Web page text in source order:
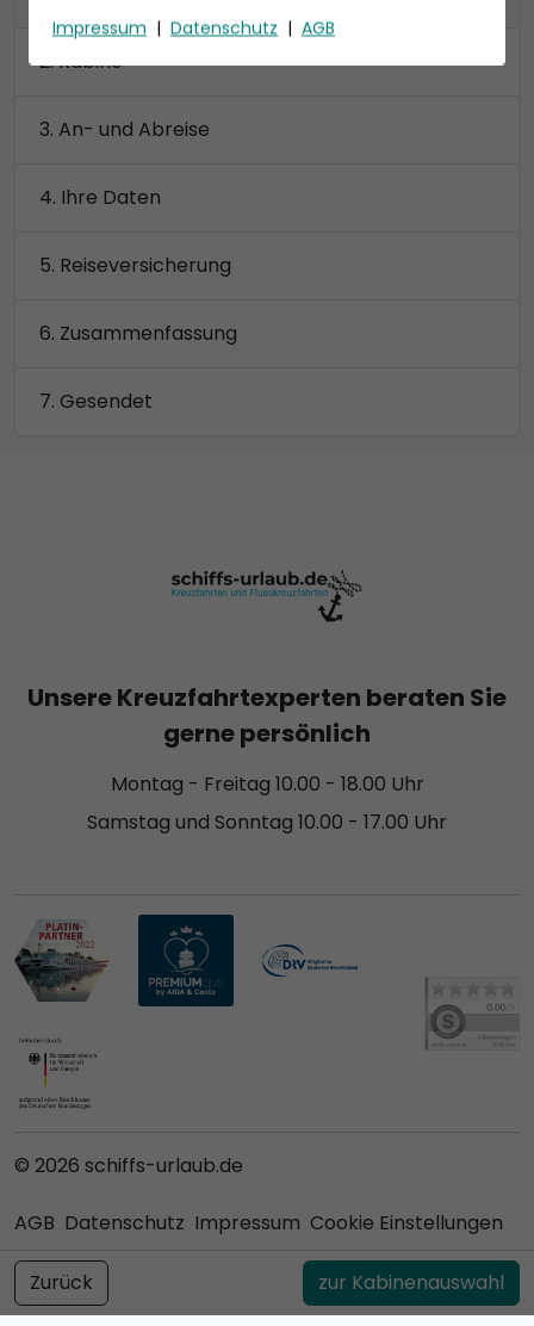
Kabine
An- und Abreise
Ihre Daten
Reiseversicherung
Zusammenfassung
Gesendet
Zurück zur Kabinenauswahl
Impressum | Datenschutz | AGB
Unsere Kreuzfahrtexperten beraten Sie
gerne persönlich
Montag - Freitag 10.00 - 18.00 Uhr
Samstag und Sonntag 10.00 - 17.00 Uhr
© 2026 schiffs-urlaub.de
AGB Datenschutz Impressum Cookie Einstellungen